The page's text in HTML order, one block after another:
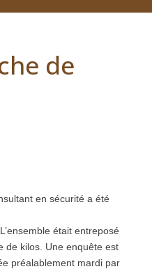
de
en sécurité a été
était entreposé
de kilos. Une enquête est
préalablement mardi par